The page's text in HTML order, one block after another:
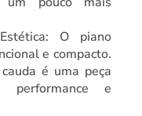
O piano
e compacto.
é uma peça
performance e